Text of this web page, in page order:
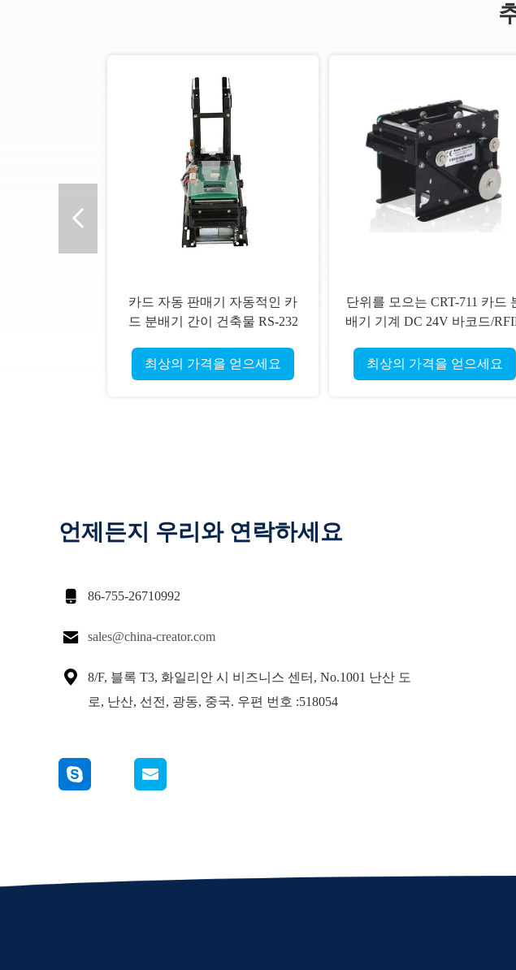
카드 자동 판매기 자동적인 카
드 분배기 간이 건축물 RS-232
최상의 가격을 얻으세요
단위를 모으는 CRT-711 카드
배기 기계 DC 24V 바코드/
최상의 가격을 얻으세요
언제든지 우리와 연락하세요
 86-755-26710992
 sales@china-creator.com

8/F, 블록 T3, 화일리안 시 비즈니스 센터, No.1001 난산 도
로, 난산, 선전, 광동, 중국. 우편 번호 :518054